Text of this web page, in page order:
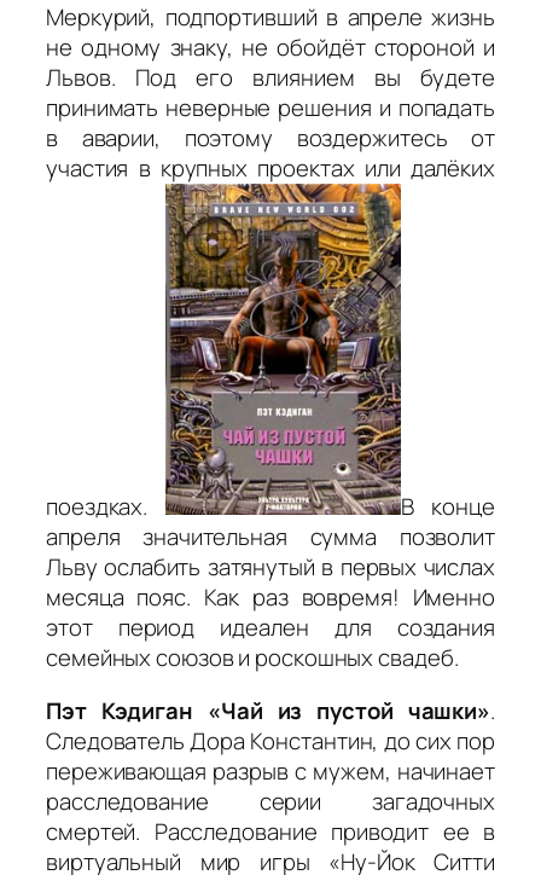
Меркурий, подпортивший в апреле жизнь
не одному знаку, не обойдёт стороной и
Львов. Под его влиянием вы будете
принимать неверные решения и попадать
в аварии, поэтому воздержитесь от
участия в крупных проектах или далёких
поездках.
В конце
апреля значительная сумма позволит
Льву ослабить затянутый в первых числах
месяца пояс. Как раз вовремя! Именно
этот период идеален для создания
семейных союзов и роскошных свадеб.
Пэт Кэдиган «Чай из пустой чашки».
Следователь Дора Константин, до сих пор
переживающая разрыв с мужем, начинает
расследование серии загадочных
смертей. Расследование приводит ее в
виртуальный мир игры «Ну-Йок Ситти